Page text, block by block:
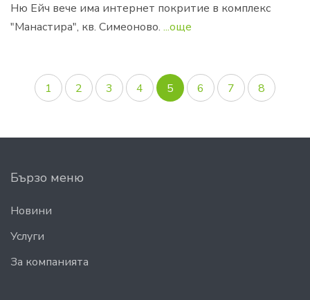
Ню Ейч вече има интернет покритие в комплекс
"Манастира", кв. Симеоново. ...още
1 2 3 4 5 6 7 8
Бързо меню
Новини
Услyги
За компанията